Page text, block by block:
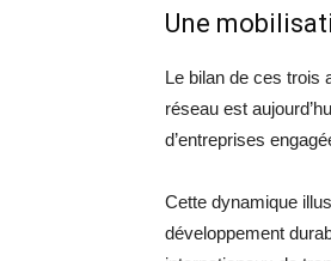
Une
Le bilan de ces trois
réseau est
d’entreprises
Cette dynamique
développement